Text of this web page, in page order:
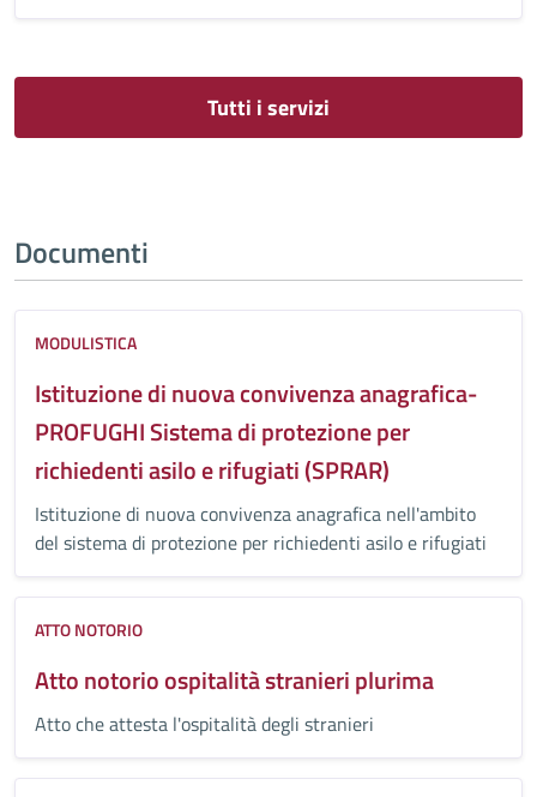
Tutti i servizi
Documenti
MODULISTICA
Istituzione di nuova convivenza anagrafica-
PROFUGHI Sistema di protezione per
richiedenti asilo e rifugiati (SPRAR)
Istituzione di nuova convivenza anagrafica nell'ambito
del sistema di protezione per richiedenti asilo e rifugiati
ATTO NOTORIO
Atto notorio ospitalità stranieri plurima
Atto che attesta l'ospitalità degli stranieri